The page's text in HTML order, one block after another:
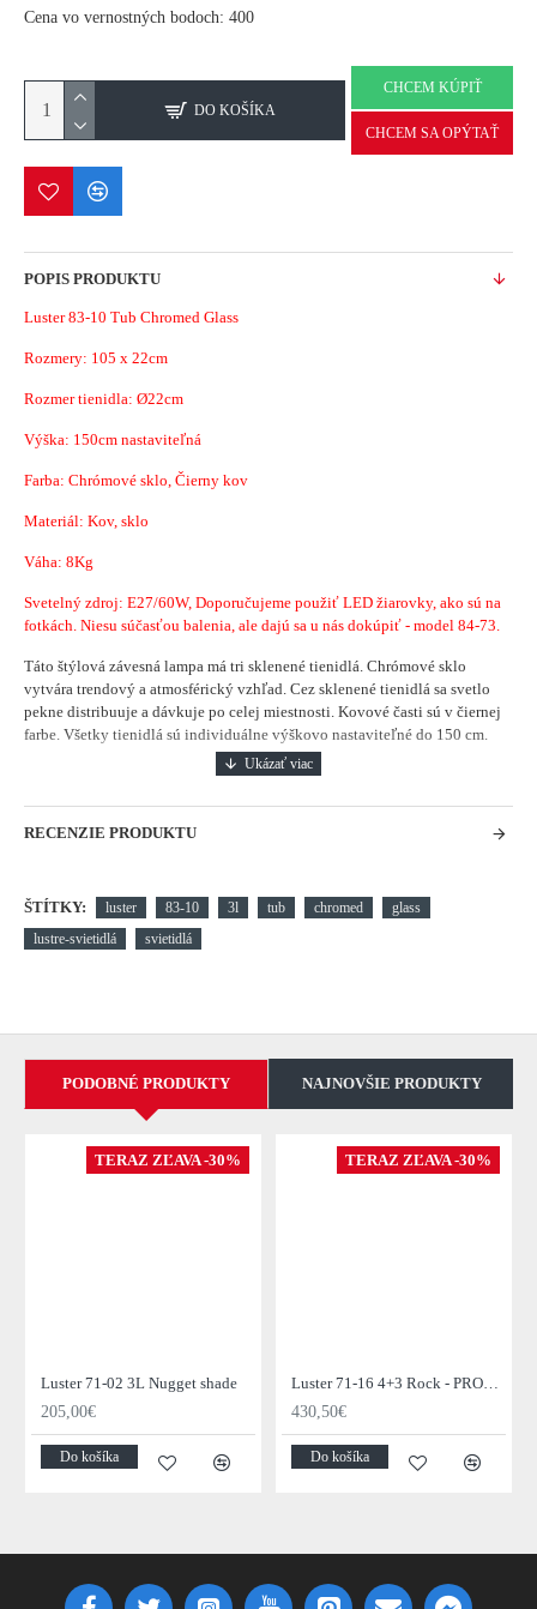
Cena vo vernostných bodoch: 400
DO KOŠÍKA
CHCEM KÚPIŤ
CHCEM SA OPÝTAŤ
POPIS PRODUKTU
Luster 83-10 Tub Chromed Glass
Rozmery: 105 x 22cm
Rozmer tienidla: Ø22cm
Výška: 150cm nastaviteľná
Farba: Chrómové sklo, Čierny kov
Materiál: Kov, sklo
Váha: 8Kg
Svetelný zdroj: E27/60W, Doporučujeme použiť LED žiarovky, ako sú na
fotkách. Niesu súčasťou balenia, ale dajú sa u nás dokúpiť - model 84-73.
Táto štýlová závesná lampa má tri sklenené tienidlá. Chrómové sklo
vytvára trendový a atmosférický vzhľad. Cez sklenené tienidlá sa svetlo
pekne distribuuje a dávkuje po celej miestnosti. Kovové časti sú v čiernej
farbe. Všetky tienidlá sú individuálne výškovo nastaviteľné do 150 cm.
RECENZIE PRODUKTU
ŠTÍTKY: luster 83-10 3l tub chromed
glass
lustre-svietidlá
svietidlá
PODOBNÉ PRODUKTY NAJNOVŠIE PRODUKTY
TERAZ ZĽAVA -30%
Luster 71-02 3L Nugget shade
205,00€
Do košíka
TERAZ ZĽAVA -30%
Luster 71-16 4+3 Rock - PRODUKT JE SKLADOM U NÁS - 1Ks
430,50€
Do košíka